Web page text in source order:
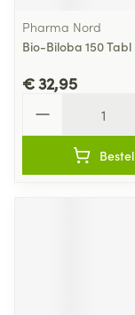
Pharma Nord
Bio-Biloba 150 Tabl
€ 32,95
Bestel